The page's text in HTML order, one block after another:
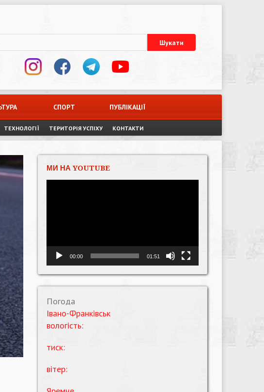
СПОРТ ПУБЛІКАЦІЇ
ТЕХНОЛОГІЇ ТЕРИТОРІЯ УСПІХУ КОНТАКТИ
МИ НА YOUTUBE
00:00 01:51
Погода
Івано-Франківськ
вологість:
тиск:
вітер: